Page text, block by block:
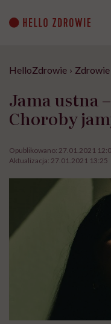
content
HelloZdrowie › Zdrowie
Jama ustna
Choroby
Opublikowano: 27.01.2021
Aktualizacja: 27.01.2021 13:25